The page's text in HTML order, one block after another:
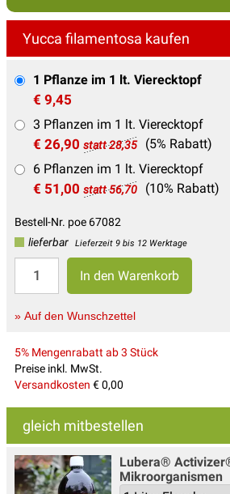
Yucca filamentosa kaufen
1 Pflanze im 1 lt. Vierecktopf
€ 9,45
3 Pflanzen im 1 lt. Vierecktopf
€ 26,90 statt 28,35
(5% Rabatt)
6 Pflanzen im 1 lt. Vierecktopf
€ 51,00 statt 56,70 (10% Rabatt)
Bestell-Nr. poe 67082
lieferbar
Lieferzeit 9 bis 12 Werktage
» Auf den Wunschzettel
5% Mengenrabatt ab 3 Stück
Preise inkl. MwSt.
Versandkosten € 0,00
gleich mitbestellen
Lubera®
Mikroorganismen